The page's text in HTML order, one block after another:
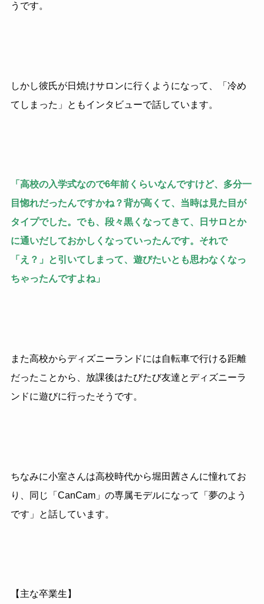
うです。
しかし彼氏が日焼けサロンに行くようになって、「冷め
てしまった」ともインタビューで話しています。
「高校の入学式なので6年前くらいなんですけど、多分一
目惚れだったんですかね？背が高くて、当時は見た目が
タイプでした。でも、段々黒くなってきて、日サロとか
に通いだしておかしくなっていったんです。それで
「え？」と引いてしまって、遊びたいとも思わなくなっ
ちゃったんですよね」
また高校からディズニーランドには自転車で行ける距離
だったことから、放課後はたびたび友達とディズニーラ
ンドに遊びに行ったそうです。
ちなみに小室さんは高校時代から堀田茜さんに憧れてお
り、同じ「CanCam」の専属モデルになって「夢のよう
です」と話しています。
【主な卒業生】